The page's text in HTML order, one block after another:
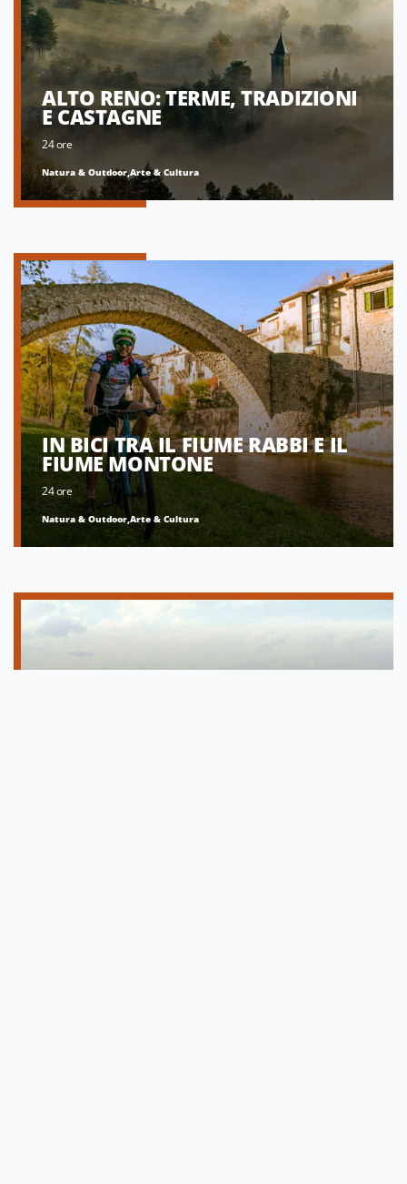
ALTO RENO: TERME, TRADIZIONI
E CASTAGNE
24 ore
Natura & Outdoor,Arte & Cultura
IN BICI TRA IL FIUME RABBI E IL
FIUME MONTONE
24 ore
Natura & Outdoor,Arte & Cultura